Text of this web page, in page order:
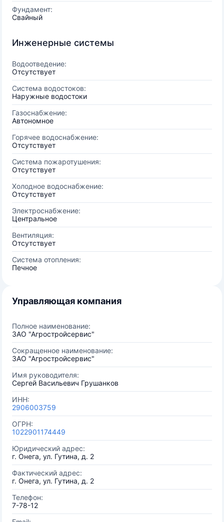
Фундамент:
Свайный
Инженерные системы
Водоотведение:
Отсутствует
Система водостоков:
Наружные водостоки
Газоснабжение:
Автономное
Горячее водоснабжение:
Отсутствует
Система пожаротушения:
Отсутствует
Холодное водоснабжение:
Отсутствует
Электроснабжение:
Центральное
Вентиляция:
Отсутствует
Система отопления:
Печное
Управляющая компания
Полное наименование:
ЗАО "Агростройсервис"
Сокращенное наименование:
ЗАО "Агростройсервис"
Имя руководителя:
Сергей Васильевич Грушанков
ИНН:
2906003759
ОГРН:
1022901174449
Юридический адрес:
г. Онега, ул. Гутина, д. 2
Фактический адрес:
г. Онега, ул. Гутина, д. 2
Телефон:
7-78-12